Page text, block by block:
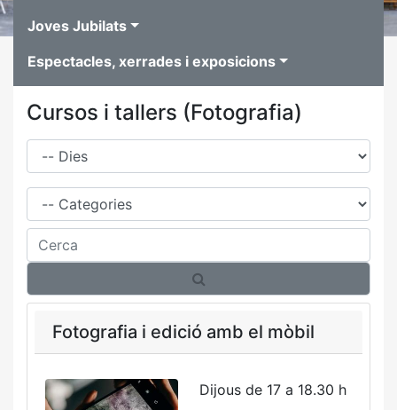
Joves Jubilats
Espectacles, xerrades i exposicions
Cursos i tallers (Fotografia)
Dies
Família
Cerca
Fotografia i edició amb el mòbil
Dijous de 17 a 18.30 h